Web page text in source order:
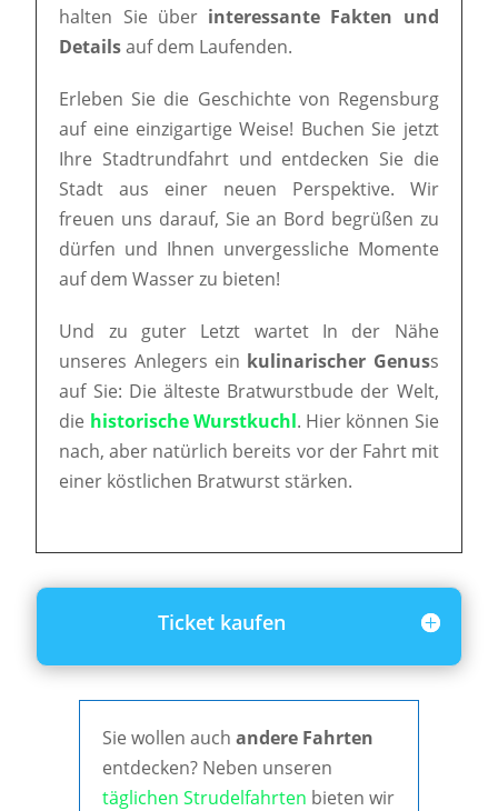
halten Sie über interessante Fakten und
Detailsauf dem Laufenden.
Erleben Sie die Geschichte von Regensburg
auf eine einzigartige Weise! Buchen Sie jetzt
Ihre Stadtrundfahrt und entdecken Sie die
Stadt aus einer neuen Perspektive. Wir
freuen uns darauf, Sie an Bord begrüßen zu
dürfen und Ihnen unvergessliche Momente
auf dem Wasser zu bieten!
Und zu guter Letzt wartet In der Nähe
unseres Anlegers ein kulinarischer Genuss
auf Sie: Die älteste Bratwurstbude der Welt,
die historische Wurstkuchl. Hier können Sie
nach, aber natürlich bereits vor der Fahrt mit
einer köstlichen Bratwurst stärken.
Ticket kaufen
Sie wollen auch andere Fahrten
entdecken? Neben unseren
täglichen Strudelfahrten bieten wir